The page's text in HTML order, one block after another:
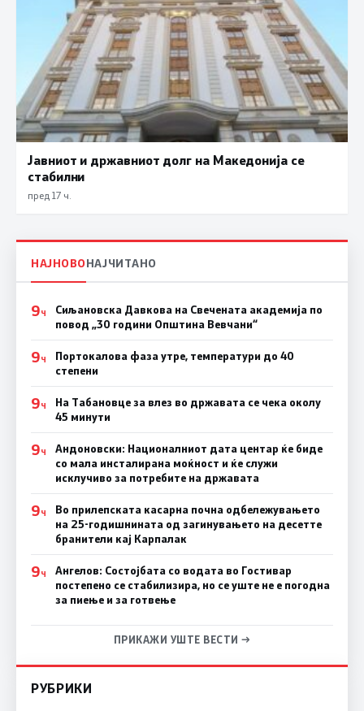
Јавниот и државниот долг на Македонија се
стабилни
пред 17 ч.
НАЈНОВОНАЈЧИТАНО
9Ч
Сиљановска Давкова на Свечената академија по
повод „30 години Општина Вевчани“
9Ч
Портокалова фаза утре, температури до 40
степени
9Ч
На Табановце за влез во државата се чека околу
45 минути
9Ч
Андоновски: Националниот дата центар ќе биде
со мала инсталирана моќност и ќе служи
исклучиво за потребите на државата
9Ч
Во прилепската касарна почна одбележувањето
на 25-годишнината од загинувањето на десетте
бранители кај Карпалак
9Ч
Ангелов: Состојбата со водата во Гостивар
постепено се стабилизира, но се уште не е погодна
за пиење и за готвење
ПРИКАЖИ УШТЕ ВЕСТИ →
РУБРИКИ